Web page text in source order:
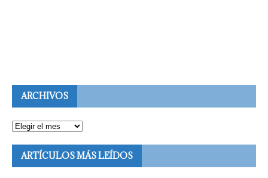
ARCHIVOS
ARTÍCULOS MÁS LEÍDOS